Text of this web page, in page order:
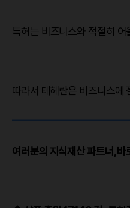
특허는 비즈니스와 적절히
따라서 테헤란은 비즈니스에
여러분의 지식재산 파트너,